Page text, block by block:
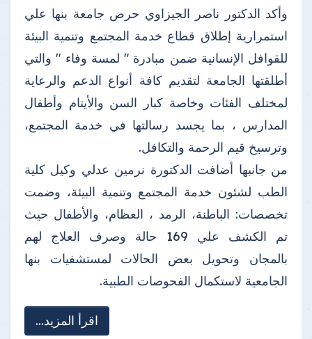
وأكد الدكتور ناصر الجيزاوي حرص جامعة بنها علي
استمرارية إطلاق قطاع خدمة المجتمع وتنمية البيئة
للقوافل الإنسانية ضمن مبادرة " لمسة وفاء " والتي
أطلقتها الجامعة لتقديم كافة أنواع الدعم والرعاية
لمختلف الفئات وخاصة كبار السن والأيتام وأطفال
المدارس ، بما يجسد رسالتها في خدمة المجتمع،
وترسيخ قيم الرحمة والتكافل.
من جانبها أضافت الدكتورة نرمين عدلي وكيل كلية
الطب لشئون خدمة المجتمع وتنمية البيئة، وضمت
تخصصات: الباطنة، الرمد ، العظام، والأطفال حيث
تم الكشف علي 169 حالة وصرف العلاج لهم
بالمجان وتحويل بعض الحالات لمستشفيات بنها
الجامعية لاستكمال الفحوصات الطبية.
اقرأ المزيد...